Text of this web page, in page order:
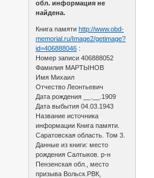
обл. информация не
найдена.
Книга памятиhttp://www.obd-
memorial.ru/Image2/getimage?
id=406888046 :
Номер записи 406888052
Фамилия МАРТЫНОВ
Имя Михаил
Отчество Леонтьевич
Дата рождения __.__.1909
Дата выбытия 04.03.1943
Название источника
информации Книга памяти.
Саратовская область. Том 3.
Данные из книги: место
рождения Салтыков. р-н
Пензенская обл., место
призыва Вольск.РВК,